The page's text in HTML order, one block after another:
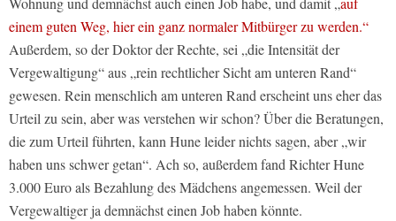
einem guten Weg, hier ein ganz normaler Mitbürger zu werden.“
Außerdem, so der Doktor der Rechte, sei „die Intensität der
Vergewaltigung“ aus „rein rechtlicher Sicht am unteren Rand“
gewesen. Rein menschlich am unteren Rand erscheint uns eher das
Urteil zu sein, aber was verstehen wir schon? Über die Beratungen,
die zum Urteil führten, kann Hune leider nichts sagen, aber „wir
haben uns schwer getan“. Ach so, außerdem fand Richter Hune
3.000 Euro als Bezahlung des Mädchens angemessen. Weil der
Vergewaltiger ja demnächst einen Job haben könnte.